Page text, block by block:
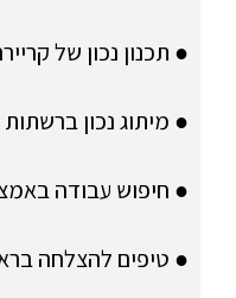
● תכנון נכון של
● מיתוג נכון
● חיפוש עבודה
● טיפים להצלחה